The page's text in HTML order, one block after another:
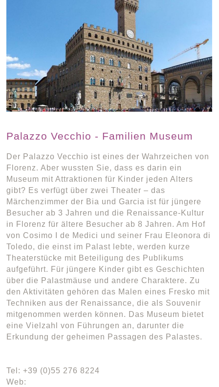
Palazzo Vecchio - Familien Museum
Der Palazzo Vecchio ist eines der Wahrzeichen von
Florenz. Aber wussten Sie, dass es darin ein
Museum mit Attraktionen für Kinder jeden Alters
gibt? Es verfügt über zwei Theater – das
Märchenzimmer der Bia und Garcia ist für jüngere
Besucher ab 3 Jahren und die Renaissance-Kultur
in Florenz für ältere Besucher ab 8 Jahren. Am Hof
von Cosimo I de Medici und seiner Frau Eleonora di
Toledo, die einst im Palast lebte, werden kurze
Theaterstücke mit Beteiligung des Publikums
aufgeführt. Für jüngere Kinder gibt es Geschichten
über die Palastmäuse und andere Charaktere. Zu
den Aktivitäten gehören das Malen eines Fresko mit
Techniken aus der Renaissance, die als Souvenir
mitgenommen werden können. Das Museum bietet
eine Vielzahl von Führungen an, darunter die
Erkundung der geheimen Passagen des Palastes.
Tel: +39 (0)55 276 8224
Web: